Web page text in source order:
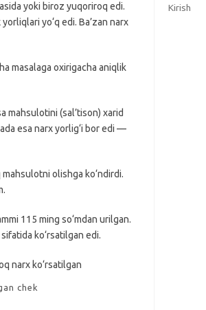
yoki biroz yuqoriroq edi.
yo‘q edi. Ba’zan narx
masalaga oxirigacha aniqlik
mahsulotini (sal’tison) xarid
esa narx yorlig‘i bor edi —
olishga ko‘ndirdi.
115 ming so‘mdan urilgan.
ko‘rsatilgan edi.
chek
Kirish